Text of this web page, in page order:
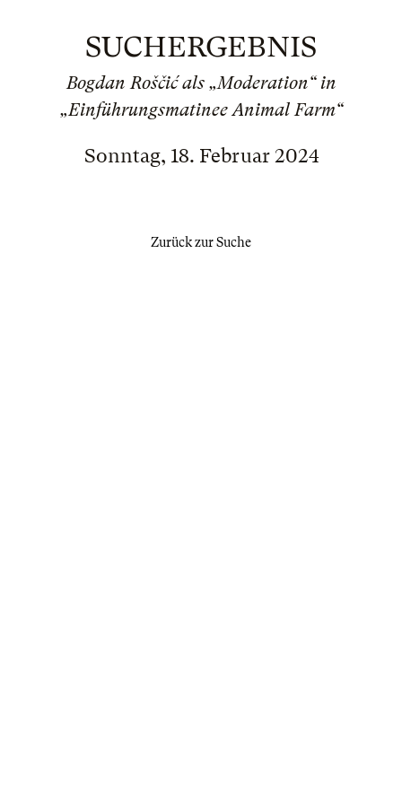
SUCHERGEBNIS
Bogdan Roščić als „Moderation“ in
„Einführungsmatinee Animal Farm“
Sonntag, 18. Februar 2024
Zurück zur Suche